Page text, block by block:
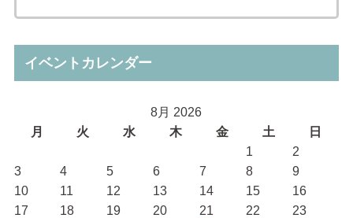
イベントカレンダー
8月 2026
月
火 水 木 金 土
日
1
2
3
4 5 6 7 8
9
10
11 12 13 14 15
16
17
18 19 20 21 22
23